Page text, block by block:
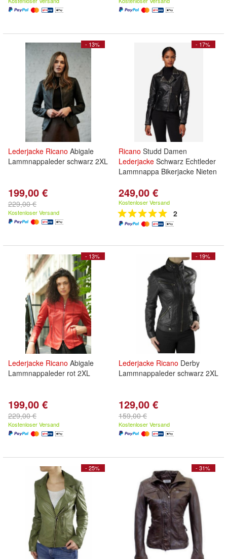
- 13%
Lederjacke Ricano Abigale
Lammnappaleder schwarz 2XL
199,00 €
229,00 €
Kostenloser Versand
- 17%
Ricano Studd Damen
Lederjacke Schwarz Echtleder
Lammnappa Bikerjacke Nieten
249,00 €
Kostenloser Versand
2
- 13%
Lederjacke Ricano Abigale
Lammnappaleder rot 2XL
199,00 €
229,00 €
Kostenloser Versand
- 19%
Lederjacke Ricano Derby
Lammnappaleder schwarz 2XL
129,00 €
159,00 €
Kostenloser Versand
- 25% - 31%